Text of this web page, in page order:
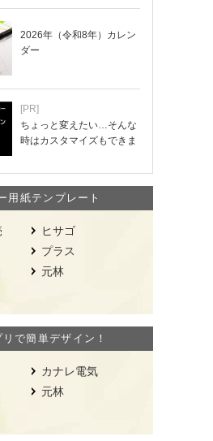
2026年（令和8年）カレン
ダー
[PR]
ちょっと変えたい…そんな
時はカスタマイズもできま
用紙テンプレート
ヒサゴ
プラス
元林
で簡単デザイン！
カナレ電気
元林